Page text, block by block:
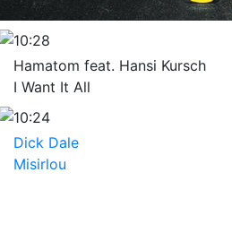
10:28
Hamatom feat. Hansi Kursch
I Want It All
10:24
Dick Dale
Misirlou